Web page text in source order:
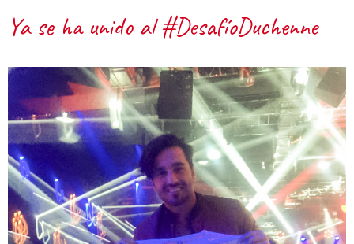
Ya se ha unido al #DesafíoDuchenne